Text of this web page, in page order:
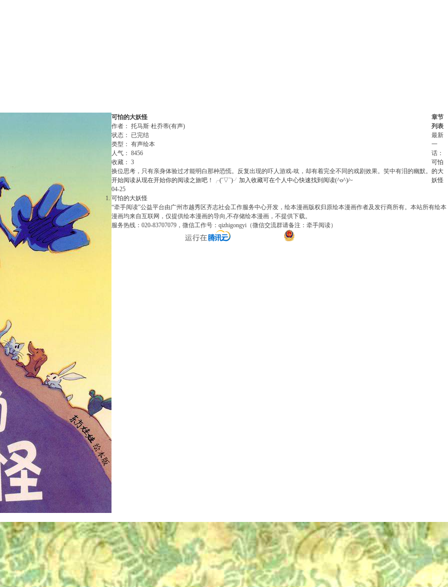
可怕的大妖怪
作者： 托马斯·杜乔蒂(有声)
状态： 已完结
类型： 有声绘本
人气： 8456
收藏： 3
换位思考，只有亲身体验过才能明白那种恐慌。反复出现的吓人游戏-呔，却有着完全不同的戏剧效果。笑中有泪的幽默。
开始阅读从现在开始你的阅读之旅吧！╭(′▽`)╯ 加入收藏可在个人中心快速找到阅读(^o^)/~
章节
列表
最新
一
话：
可怕
的大
妖怪
04-25
可怕的大妖怪
“牵手阅读”公益平台由广州市越秀区齐志社会工作服务中心开发，绘本漫画版权归原绘本漫画作者及发行商所有。本站所有绘本
漫画均来自互联网，仅提供绘本漫画的导向,不存储绘本漫画，不提供下载。
服务热线：020-83707079，微信工作号：qizhigongyi（微信交流群请备注：牵手阅读）